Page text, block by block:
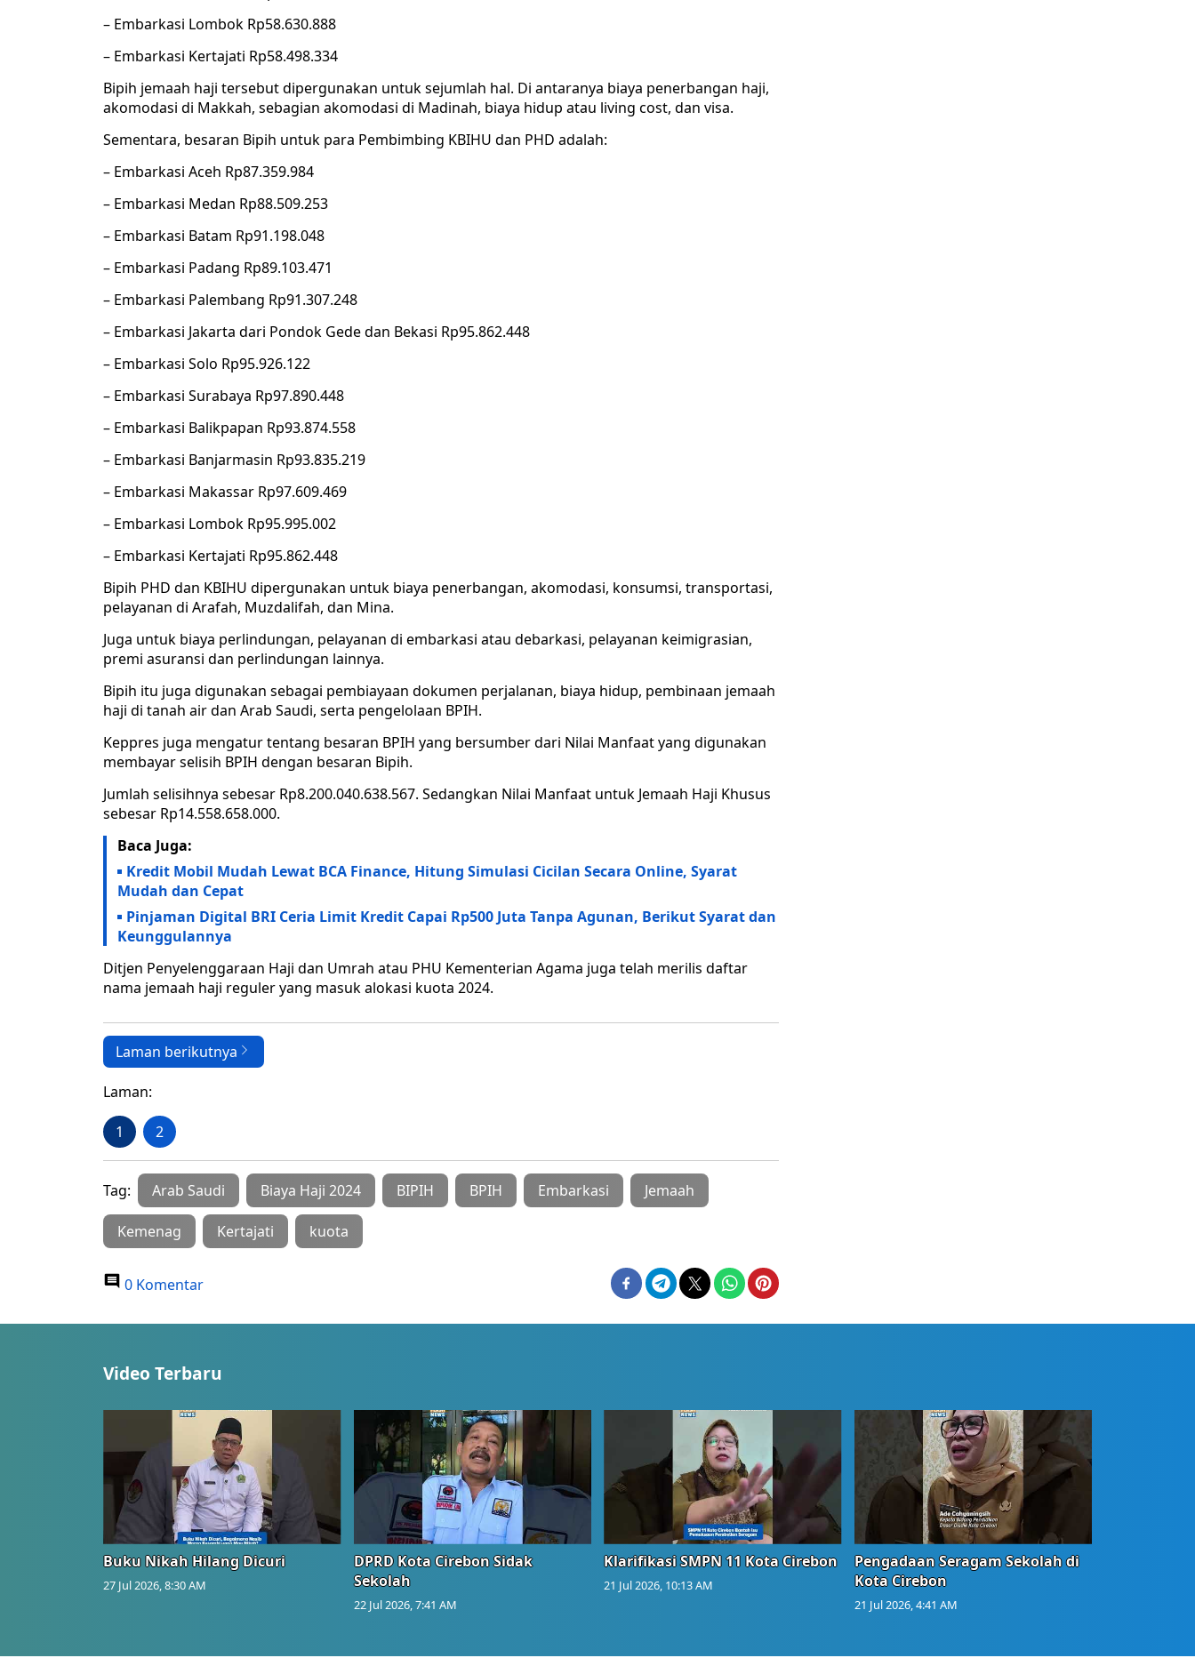
– Embarkasi Lombok Rp58.630.888
– Embarkasi Kertajati Rp58.498.334
Bipih jemaah haji tersebut dipergunakan untuk sejumlah hal. Di antaranya biaya penerbangan haji,
akomodasi di Makkah, sebagian akomodasi di Madinah, biaya hidup atau living cost, dan visa.
Sementara, besaran Bipih untuk para Pembimbing KBIHU dan PHD adalah:
– Embarkasi Aceh Rp87.359.984
– Embarkasi Medan Rp88.509.253
– Embarkasi Batam Rp91.198.048
– Embarkasi Padang Rp89.103.471
– Embarkasi Palembang Rp91.307.248
– Embarkasi Jakarta dari Pondok Gede dan Bekasi Rp95.862.448
– Embarkasi Solo Rp95.926.122
– Embarkasi Surabaya Rp97.890.448
– Embarkasi Balikpapan Rp93.874.558
– Embarkasi Banjarmasin Rp93.835.219
– Embarkasi Makassar Rp97.609.469
– Embarkasi Lombok Rp95.995.002
– Embarkasi Kertajati Rp95.862.448
Bipih PHD dan KBIHU dipergunakan untuk biaya penerbangan, akomodasi, konsumsi, transportasi,
pelayanan di Arafah, Muzdalifah, dan Mina.
Juga untuk biaya perlindungan, pelayanan di embarkasi atau debarkasi, pelayanan keimigrasian,
premi asuransi dan perlindungan lainnya.
Bipih itu juga digunakan sebagai pembiayaan dokumen perjalanan, biaya hidup, pembinaan jemaah
haji di tanah air dan Arab Saudi, serta pengelolaan BPIH.
Keppres juga mengatur tentang besaran BPIH yang bersumber dari Nilai Manfaat yang digunakan
membayar selisih BPIH dengan besaran Bipih.
Jumlah selisihnya sebesar Rp8.200.040.638.567. Sedangkan Nilai Manfaat untuk Jemaah Haji Khusus
sebesar Rp14.558.658.000.
Baca Juga:
Kredit Mobil Mudah Lewat BCA Finance, Hitung Simulasi Cicilan Secara Online, Syarat
Mudah dan Cepat
Pinjaman Digital BRI Ceria Limit Kredit Capai Rp500 Juta Tanpa Agunan, Berikut Syarat dan
Keunggulannya
Ditjen Penyelenggaraan Haji dan Umrah atau PHU Kementerian Agama juga telah merilis daftar
nama jemaah haji reguler yang masuk alokasi kuota 2024.
Laman berikutnya
Laman:
1 2
Tag: Arab Saudi Biaya Haji 2024 BIPIH BPIH Embarkasi Jemaah
Kemenag Kertajati kuota
0 Komentar
Video Terbaru
Buku Nikah Hilang Dicuri
27 Jul 2026, 8:30 AM
DPRD Kota Cirebon Sidak
Sekolah
22 Jul 2026, 7:41 AM
Klarifikasi SMPN 11 Kota Cirebon
21 Jul 2026, 10:13 AM
Pengadaan Seragam Sekolah di
Kota Cirebon
21 Jul 2026, 4:41 AM